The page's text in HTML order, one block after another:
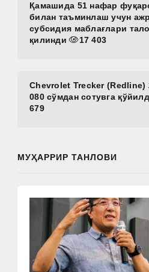
Қамашида 51 нафар
билан таъминлаш учун
субсидия маблағлари
қилинди
17 403
Chevrolet Trecker (Redline)
080 сўмдан сотувга
679
МУҲАРРИР ТАНЛОВИ